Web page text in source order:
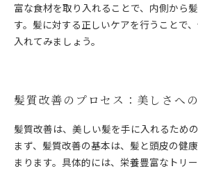
富な食材を取り入れることで、内側から
す。髪に対する正しいケアを行うことで
入れてみましょう。
髪質改善のプロセス：美しさへ
髪質改善は、美しい髪を手に入れるため
まず、髪質改善の基本は、髪と頭皮の健
まります。具体的には、栄養豊富なトリ